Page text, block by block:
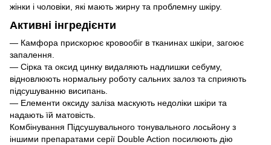
жінки і чоловіки, які мають жирну та проблемну шкіру.
Активні інгредієнти
— Камфора прискорює кровообіг в тканинах шкіри, загоює
запалення.
— Сірка та оксид цинку видаляють надлишки себуму,
відновлюють нормальну роботу сальних залоз та сприяють
підсушуванню висипань.
— Елементи оксиду заліза маскують недоліки шкіри та
надають їй матовість.
Комбінування Підсушувального тонувального лосьйону з
іншими препаратами серії Double Action посилюють дію